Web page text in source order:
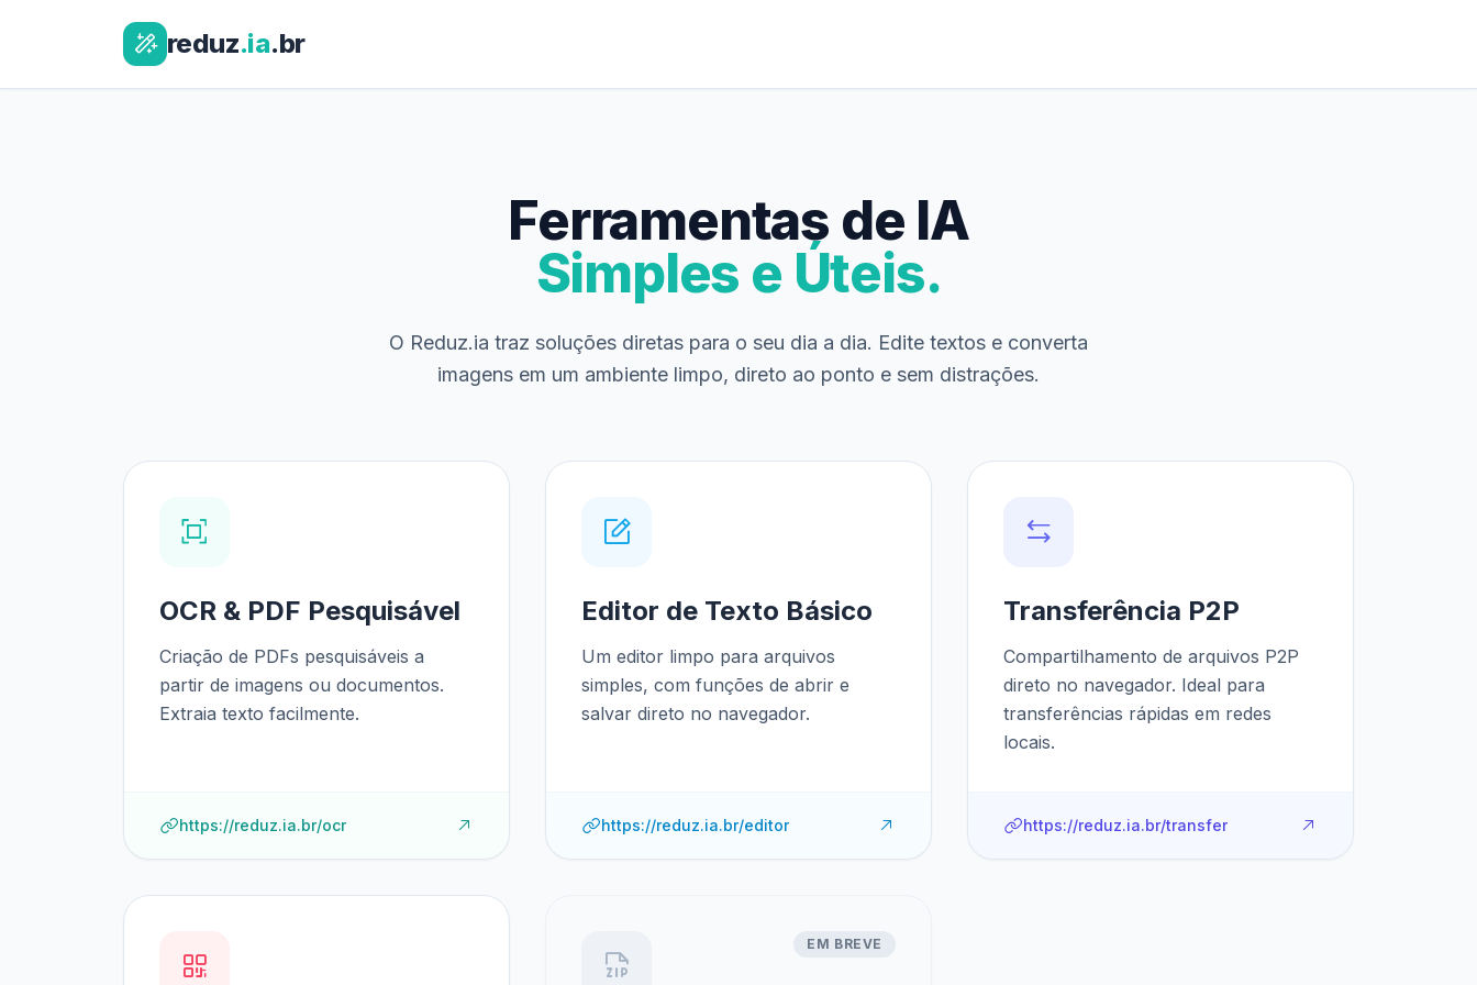
reduz.ia.br
Ferramentas de IA
Simples e Úteis.
O Reduz.ia traz soluções diretas para o seu dia a dia. Edite textos e converta
imagens em um ambiente limpo, direto ao ponto e sem distrações.
OCR & PDF Pesquisável
Criação de PDFs pesquisáveis a
partir de imagens ou documentos.
Extraia texto facilmente.
https://reduz.ia.br/ocr
Editor de Texto Básico
Um editor limpo para arquivos
simples, com funções de abrir e
salvar direto no navegador.
https://reduz.ia.br/editor
Transferência P2P
Compartilhamento de arquivos P2P
direto no navegador. Ideal para
transferências rápidas em redes
locais.
https://reduz.ia.br/transfer
EM BREVE